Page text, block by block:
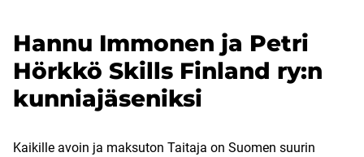
Hannu Immonen ja Petri
Hörkkö Skills Finland ry:n
kunniajäseniksi
Kaikille avoin ja maksuton Taitaja on Suomen suurin